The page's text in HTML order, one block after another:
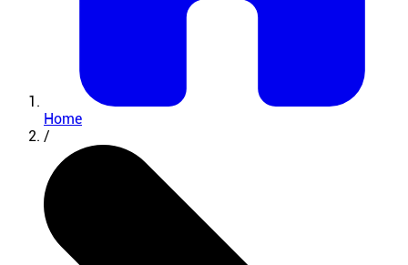
Home
/